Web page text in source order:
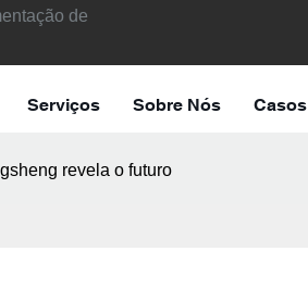
de
Serviços Sobre Nós Casos
revela o futuro